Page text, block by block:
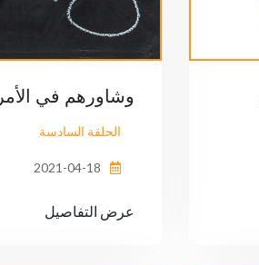
وشاورهم في الأمر
الحلقة السادسة
عرض التفاصيل